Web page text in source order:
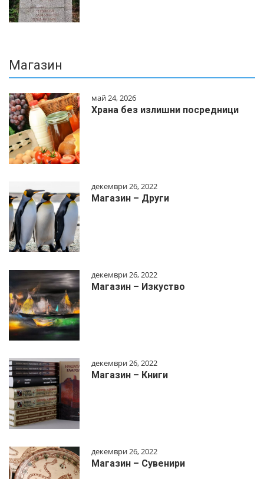
Магазин
май 24, 2026
Храна без излишни посредници
декември 26, 2022
Магазин – Други
декември 26, 2022
Магазин – Изкуство
декември 26, 2022
Магазин – Книги
декември 26, 2022
Магазин – Сувенири